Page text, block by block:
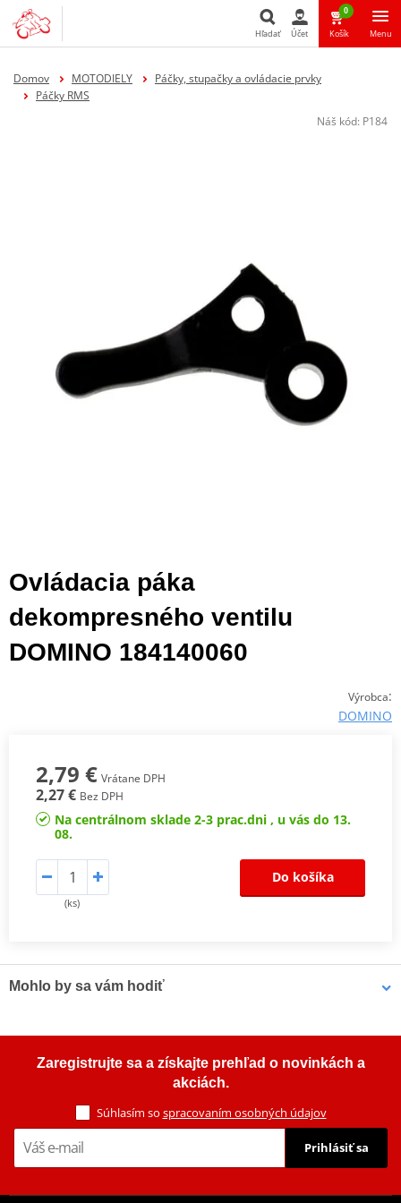
Hľadať Účet
0
Košík Menu
Domov MOTODIELY
Páčky, stupačky a ovládacie prvky
Páčky RMS
Náš kód: P184
Ovládacia páka
dekompresného ventilu
DOMINO 184140060
Výrobca:
DOMINO
2,79 € Vrátane DPH
2,27 € Bez DPH
Na centrálnom sklade 2-3 prac.dni , u vás do 13.
08.
(ks)
Do košíka
Mohlo by sa vám hodiť
Zaregistrujte sa a získajte prehľad o novinkách a
akciách.
Súhlasím so spracovaním osobných údajov
Prihlásiť sa